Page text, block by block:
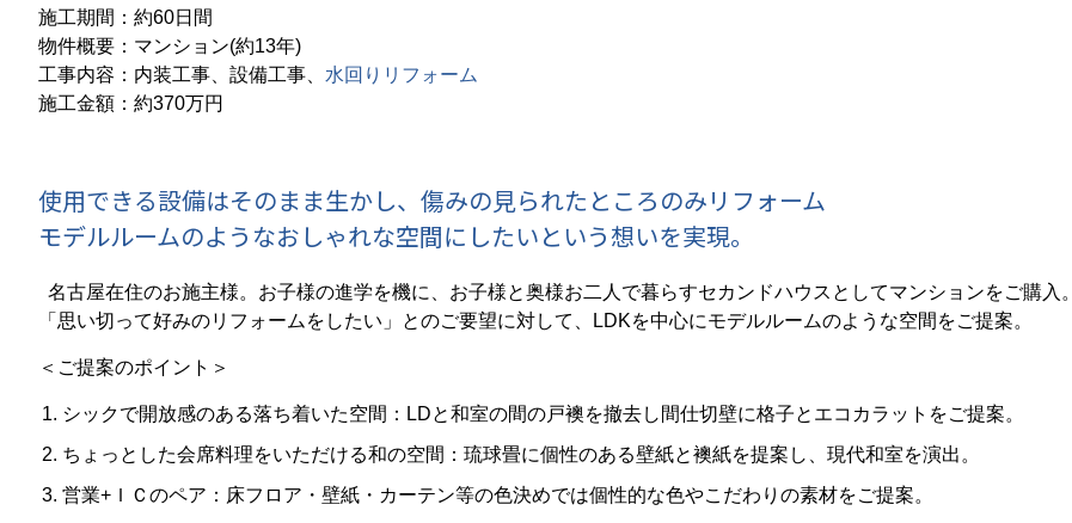
施工期間：約60日間
物件概要：マンション(約13年)
工事内容：内装工事、設備工事、 水回りリフォーム
施工金額：約370万円
使用できる設備はそのまま生かし、傷みの見られたところのみリフォーム
モデルルームのようなおしゃれな空間にしたいという想いを実現。
名古屋在住のお施主様。お子様の進学を機に、お子様と奥様お二人で暮らすセカンドハウスとしてマンションをご購入。
「思い切って好みのリフォームをしたい」とのご要望に対して、LDKを中心にモデルルームのような空間をご提案。
＜ご提案のポイント＞
シックで開放感のある落ち着いた空間：LDと和室の間の戸襖を撤去し間仕切壁に格子とエコカラットをご提案。
ちょっとした会席料理をいただける和の空間：琉球畳に個性のある壁紙と襖紙を提案し、現代和室を演出。
営業+ＩＣのペア：床フロア・壁紙・カーテン等の色決めでは個性的な色やこだわりの素材をご提案。